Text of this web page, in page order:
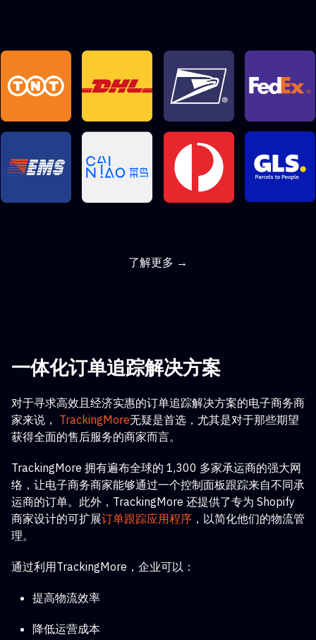
了解更多 →
一体化订单追踪解决方案
对于寻求高效且经济实惠的订单追踪解决方案的电子商务商
家来说， TrackingMore无疑是首选，尤其是对于那些期望
获得全面的售后服务的商家而言。
TrackingMore 拥有遍布全球的 1,300 多家承运商的强大网
络，让电子商务商家能够通过一个控制面板跟踪来自不同承
运商的订单。此外，TrackingMore 还提供了专为 Shopify
商家设计的可扩展订单跟踪应用程序 ，以简化他们的物流管
理。
通过利用TrackingMore，企业可以：
提高物流效率
降低运营成本